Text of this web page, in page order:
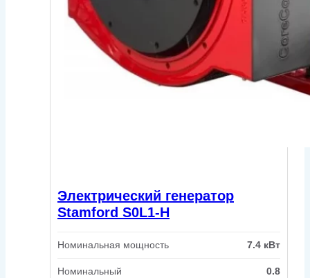
Электрический генератор
Stamford S0L1-H
Номинальная мощность 7.4 кВт
Номинальный
0.8